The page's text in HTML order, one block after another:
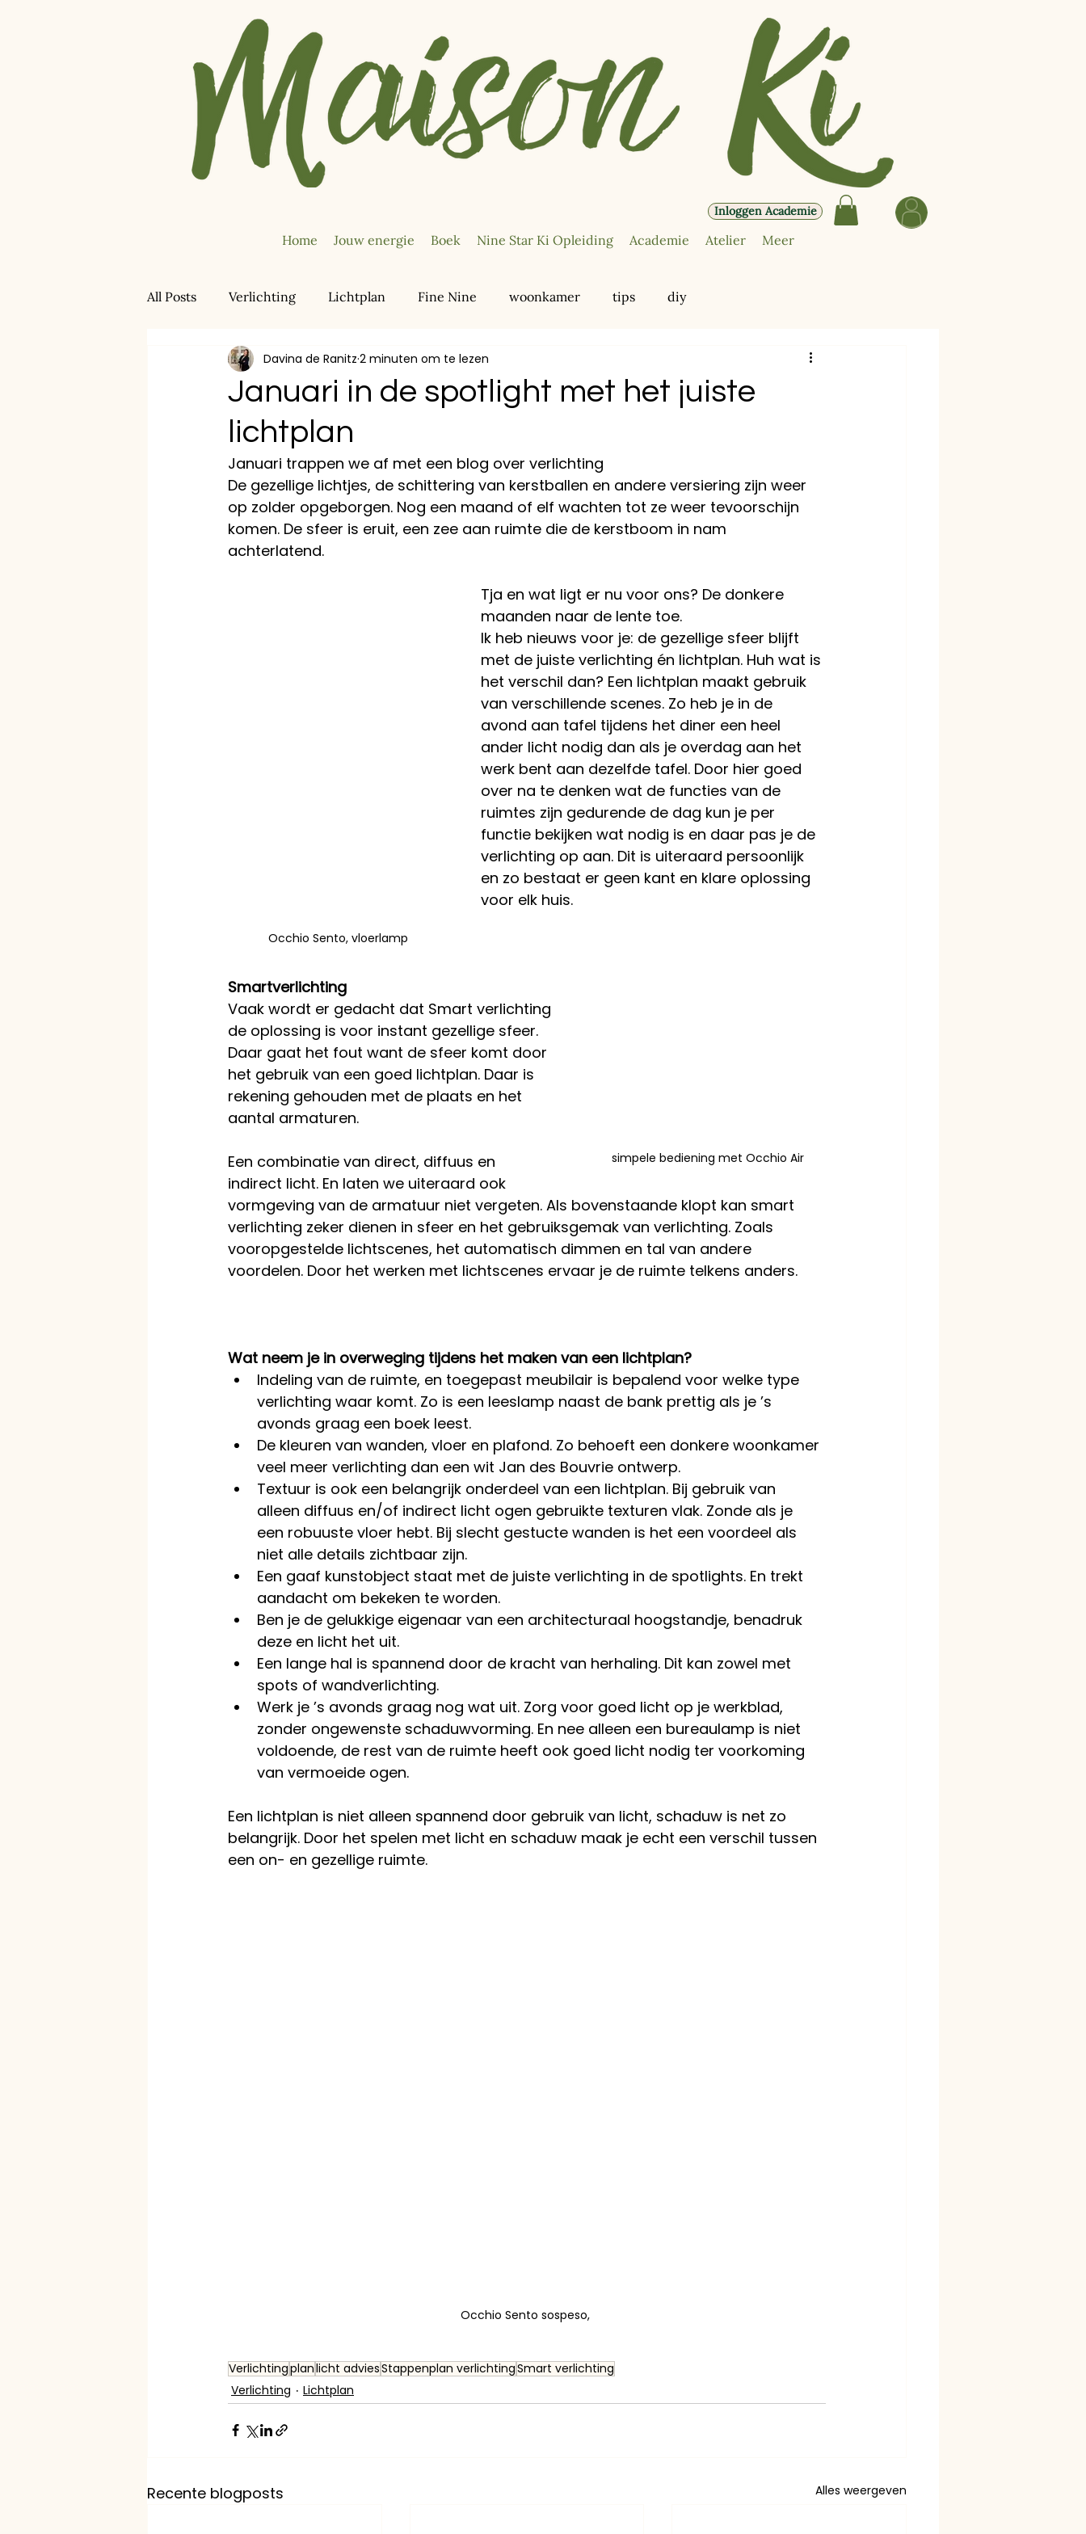
Inloggen Academie
Home Jouw energie Boek Nine Star Ki Opleiding Academie Atelier Meer
All Posts Verlichting Lichtplan Fine Nine woonkamer tips diy
Januari in de spotlight met het juiste
lichtplan
Davina de Ranitz 2 minuten om te lezen
Januari trappen we af met een blog over verlichting
De gezellige lichtjes, de schittering van kerstballen en andere versiering zijn weer
op zolder opgeborgen. Nog een maand of elf wachten tot ze weer tevoorschijn
komen. De sfeer is eruit, een zee aan ruimte die de kerstboom in nam
achterlatend.
Occhio Sento, vloerlamp
Tja en wat ligt er nu voor ons? De donkere
maanden naar de lente toe.
Ik heb nieuws voor je: de gezellige sfeer blijft
met de juiste verlichting én lichtplan. Huh wat is
het verschil dan? Een lichtplan maakt gebruik
van verschillende scenes. Zo heb je in de
avond aan tafel tijdens het diner een heel
ander licht nodig dan als je overdag aan het
werk bent aan dezelfde tafel. Door hier goed
over na te denken wat de functies van de
ruimtes zijn gedurende de dag kun je per
functie bekijken wat nodig is en daar pas je de
verlichting op aan. Dit is uiteraard persoonlijk
en zo bestaat er geen kant en klare oplossing
voor elk huis.
simpele bediening met Occhio Air
Smartverlichting
Vaak wordt er gedacht dat Smart verlichting
de oplossing is voor instant gezellige sfeer.
Daar gaat het fout want de sfeer komt door
het gebruik van een goed lichtplan. Daar is
rekening gehouden met de plaats en het
aantal armaturen.
Een combinatie van direct, diffuus en
indirect licht. En laten we uiteraard ook
vormgeving van de armatuur niet vergeten. Als bovenstaande klopt kan smart
verlichting zeker dienen in sfeer en het gebruiksgemak van verlichting. Zoals
vooropgestelde lichtscenes, het automatisch dimmen en tal van andere
voordelen. Door het werken met lichtscenes ervaar je de ruimte telkens anders.
Wat neem je in overweging tijdens het maken van een lichtplan?
Indeling van de ruimte, en toegepast meubilair is bepalend voor welke type
verlichting waar komt. Zo is een leeslamp naast de bank prettig als je ’s
avonds graag een boek leest.
De kleuren van wanden, vloer en plafond. Zo behoeft een donkere woonkamer
veel meer verlichting dan een wit Jan des Bouvrie ontwerp.
Textuur is ook een belangrijk onderdeel van een lichtplan. Bij gebruik van
alleen diffuus en/of indirect licht ogen gebruikte texturen vlak. Zonde als je
een robuuste vloer hebt. Bij slecht gestucte wanden is het een voordeel als
niet alle details zichtbaar zijn.
Een gaaf kunstobject staat met de juiste verlichting in de spotlights. En trekt
aandacht om bekeken te worden.
Ben je de gelukkige eigenaar van een architecturaal hoogstandje, benadruk
deze en licht het uit.
Een lange hal is spannend door de kracht van herhaling. Dit kan zowel met
spots of wandverlichting.
Werk je ’s avonds graag nog wat uit. Zorg voor goed licht op je werkblad,
zonder ongewenste schaduwvorming. En nee alleen een bureaulamp is niet
voldoende, de rest van de ruimte heeft ook goed licht nodig ter voorkoming
van vermoeide ogen.
Een lichtplan is niet alleen spannend door gebruik van licht, schaduw is net zo
belangrijk. Door het spelen met licht en schaduw maak je echt een verschil tussen
een on- en gezellige ruimte.
Occhio Sento sospeso,
Verlichtingplanlicht adviesStappenplan verlichtingSmart verlichting
Verlichting
Lichtplan
Recente blogposts Alles weergeven